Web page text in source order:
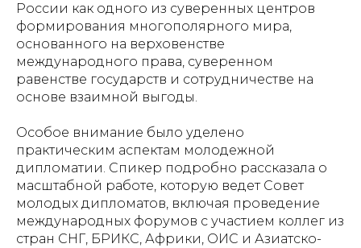
России как одного из суверенных центров
формирования многополярного мира,
основанного на верховенстве
международного права, суверенном
равенстве государств и сотрудничестве на
основе взаимной выгоды.
Особое внимание было уделено
практическим аспектам молодежной
дипломатии. Спикер подробно рассказала о
масштабной работе, которую ведет Совет
молодых дипломатов, включая проведение
международных форумов с участием коллег из
стран СНГ, БРИКС, Африки, ОИС и Азиатско-